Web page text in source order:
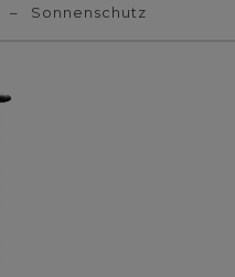
Sonnenschutz